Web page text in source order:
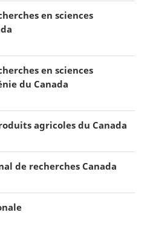
en sciences
en sciences
du Canada
agricoles du Canada
de recherches Canada